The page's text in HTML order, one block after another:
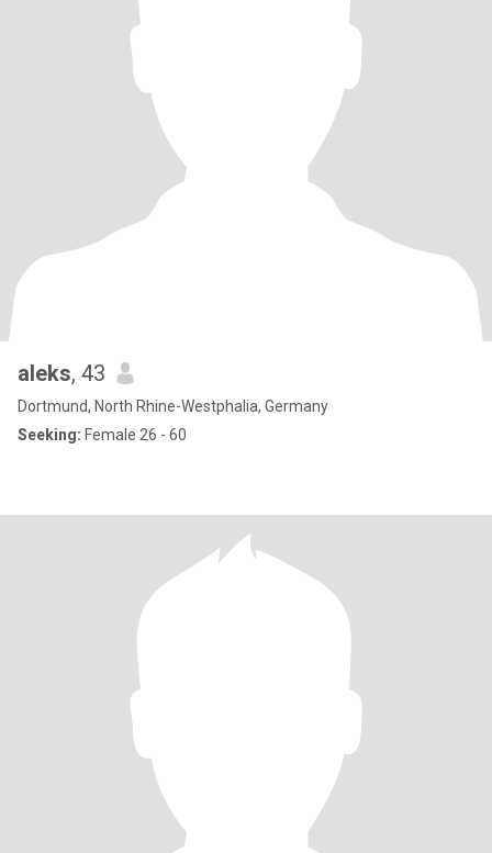
aleks, 43
Dortmund, North Rhine-Westphalia, Germany
Seeking: Female 26 - 60